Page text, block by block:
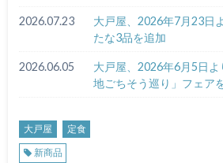
2026.07.23
大戸屋、2026年7月23日
たな3品を追加
2026.06.05
大戸屋、2026年6月5日
地ごちそう巡り」フェア
大戸屋
定食
新商品